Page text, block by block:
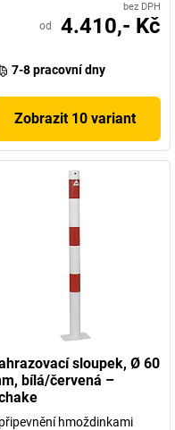
bez DPH
od 4.410,- Kč
7-8 pracovní dny
Zobrazit 10 variant
sloupek, Ø 60
bílá/červená –
hmoždinkami